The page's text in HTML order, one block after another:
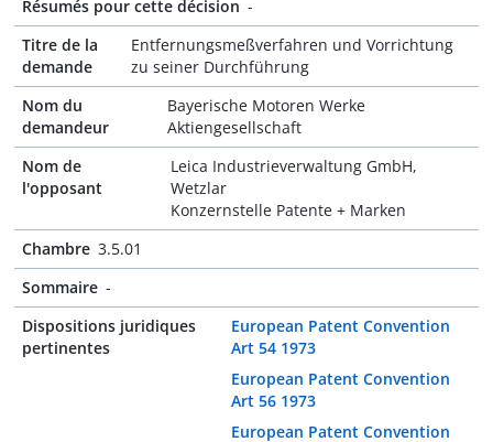
Résumés pour cette décision -
Titre de la
demande
Entfernungsmeßverfahren und Vorrichtung
zu seiner Durchführung
Nom du
demandeur
Bayerische Motoren Werke
Aktiengesellschaft
Nom de
l'opposant
Leica Industrieverwaltung GmbH,
Wetzlar
Konzernstelle Patente + Marken
Chambre 3.5.01
Sommaire -
Dispositions juridiques
pertinentes
European Patent Convention
Art 54 1973
European Patent Convention
Art 56 1973
European Patent Convention